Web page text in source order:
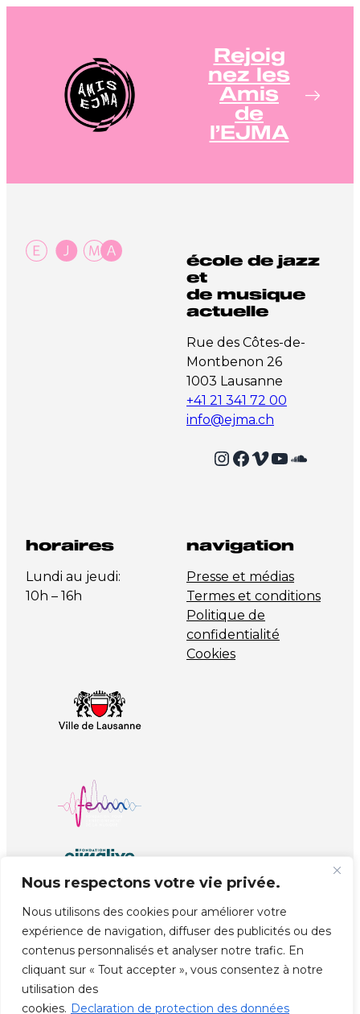
Nous respectons votre vie privée.
Nous utilisons des cookies pour améliorer votre
expérience de navigation, diffuser des publicités ou des
contenus personnalisés et analyser notre trafic. En
cliquant sur « Tout accepter », vous consentez à notre
utilisation des
cookies. Declaration de protection des données
Rejoig
nez les
Amis
de
l’EJMA
école de jazz
et
de musique
actuelle
Rue des Côtes-de-
Montbenon 26
1003 Lausanne
+41 21 341 72 00
info@ejma.ch
InstagramFacebook Vimeo YouTube SoundCloud
horaires
Lundi au jeudi:
10h – 16h
navigation
Presse et médias
Termes et conditions
Politique de
confidentialité
Cookies
© Copyright EJMA Réalisé par unprinted.ch